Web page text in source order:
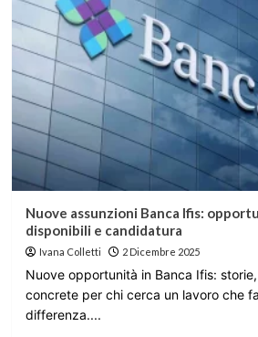
Nuove assunzioni Banca Ifis:
disponibili e candidatura
Ivana Colletti 2 Dicembre 2025
Nuove opportunità in Banca Ifis:
concrete per chi cerca un lavoro che
differenza....